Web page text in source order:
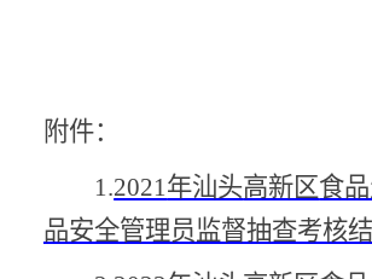
附件：
1.2021年汕头高新区食
品安全管理员监督抽查考核